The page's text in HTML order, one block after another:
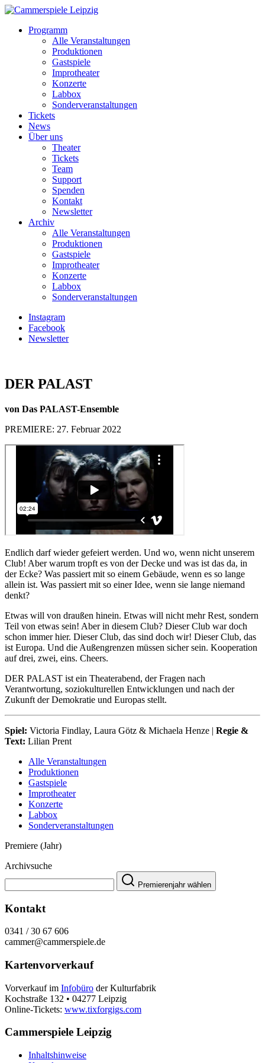
Programm
Alle Veranstaltungen
Produktionen
Gastspiele
Improtheater
Konzerte
Labbox
Sonderveranstaltungen
Tickets
News
Über uns
Theater
Tickets
Team
Support
Spenden
Kontakt
Newsletter
Archiv
Alle Veranstaltungen
Produktionen
Gastspiele
Improtheater
Konzerte
Labbox
Sonderveranstaltungen
Instagram
Facebook
Newsletter
DER PALAST
von Das PALAST-Ensemble
PREMIERE: 27. Februar 2022
Endlich darf wieder gefeiert werden. Und wo, wenn nicht unserem
Club! Aber warum tropft es von der Decke und was ist das da, in
der Ecke? Was passiert mit so einem Gebäude, wenn es so lange
allein ist. Was passiert mit so einer Idee, wenn sie lange niemand
denkt?
Etwas will von draußen hinein. Etwas will nicht mehr Rest, sondern
Teil von etwas sein! Aber in diesem Club? Dieser Club war doch
schon immer hier. Dieser Club, das sind doch wir! Dieser Club, das
ist Europa. Und die Außengrenzen müssen sicher sein. Kooperation
auf drei, zwei, eins. Cheers.
DER PALAST ist ein Theaterabend, der Fragen nach
Verantwortung, soziokulturellen Entwicklungen und nach der
Zukunft der Demokratie und Europas stellt.
Spiel: Victoria Findlay, Laura Götz & Michaela Henze | Regie &
Text: Lilian Prent
Alle Veranstaltungen
Produktionen
Gastspiele
Improtheater
Konzerte
Labbox
Sonderveranstaltungen
Premiere (Jahr)
Archivsuche
Premierenjahr wählen
Kontakt
0341 / 30 67 606
cammer@cammerspiele.de
Kartenvorverkauf
Vorverkauf im Infobüro der Kulturfabrik
Kochstraße 132 • 04277 Leipzig
Online-Tickets: www.tixforgigs.com
Cammerspiele Leipzig
Inhaltshinweise